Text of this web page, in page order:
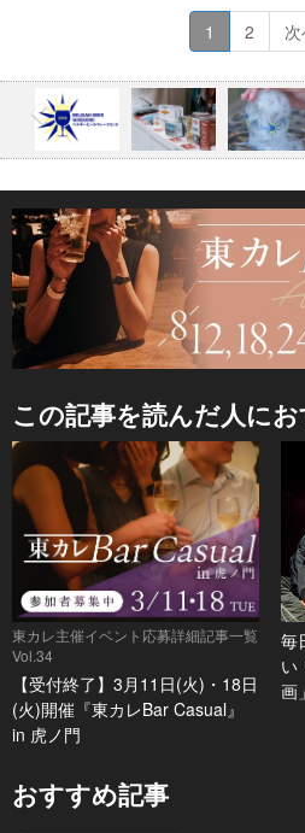
1 2 次
この記事を読んだ人に
東カレ主催イベント応募詳細記事一覧
Vol.34
【受付終了】3月11日(火)・18日
(火)開催『東カレBar Casual』
in 虎ノ門
毎
い
画
おすすめ記事